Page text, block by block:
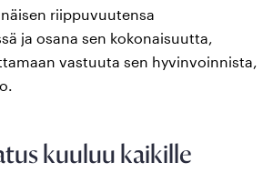
riippuvuutensa
ja osana sen kokonaisuutta,
vastuuta sen hyvinvoinnista,
kuuluu kaikille